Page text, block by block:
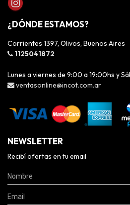
¿DÓNDE ESTAMOS?
Corrientes 1397, Olivos, Buenos Aires
1125041872
Lunes a viernes de 9:00 a 19:00hs y
ventasonline@incot.com.ar
NEWSLETTER
Recibí ofertas en tu email